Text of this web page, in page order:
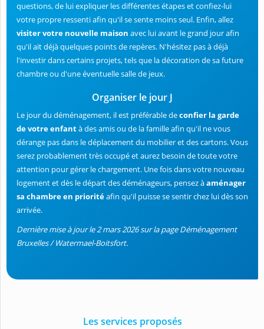
questions, de lui expliquer les différentes étapes et confiez-lui
votre propre ressenti afin qu'il se sente moins seul. Enfin, allez
visiter votre nouvelle maison avec lui avant le grand jour afin
qu'il ait déjà quelques points de repères. N'hésitez pas à déjà
l'investir dans certains projets, tels que la décoration de sa future
chambre ou d'une éventuelle salle de jeux.
Organiser le jour J
Le jour du déménagement, il est préférable deconfier la garde
de votre enfantà des amis ou de la famille afin qu'il ne vous
dérange pas dans le déplacement du mobilier et des cartons. Vous
serez probablement très occupé et aurez besoin de toute votre
attention pour gérer le chargement. Une fois dans votre nouveau
logement et dès le départ des déménageurs, pensez àaménager
sa chambre en prioritéafin qu'il puisse se sentir chez lui dès son
arrivée.
Dernière mise à jour le 2 mars 2026 sur la page Déménagement
Bruxelles / Watermael-Boitsfort.
Les services proposés